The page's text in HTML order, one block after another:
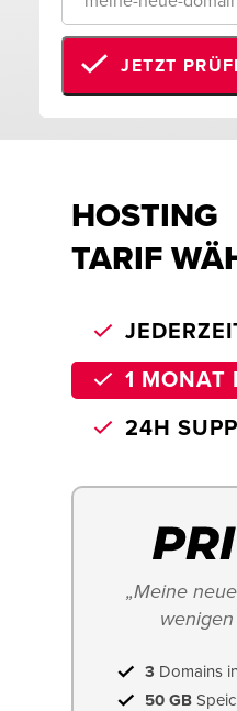
JETZT
HOSTING
TARIF
1 MONAT
24H
„Meine
3 Domains
50 GB